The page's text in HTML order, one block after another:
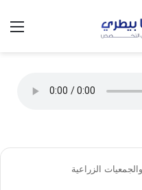
الوضع
الزراعية